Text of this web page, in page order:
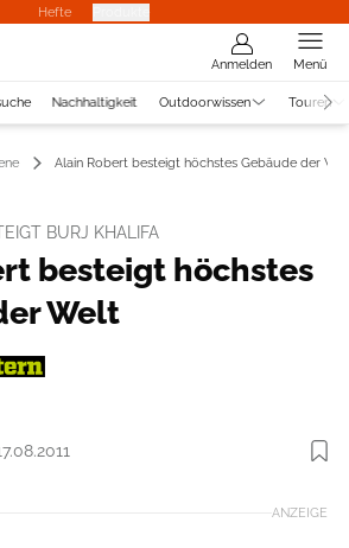
Hefte
Anmelden Menü
Nachhaltigkeit Outdoorwissen Touren
Alain Robert besteigt höchstes Gebäude der
BURJ KHALIFA
besteigt höchstes
Welt
ANZEIGE